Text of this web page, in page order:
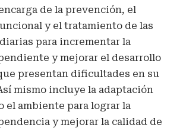
de la prevención, el
y el tratamiento de las
para incrementar la
y mejorar el desarrollo
presentan dificultades en su
mismo incluye la adaptación
el ambiente para lograr la
y mejorar la calidad de